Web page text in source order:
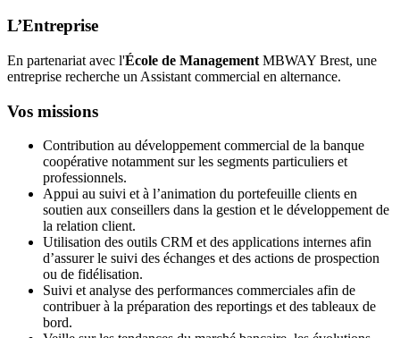
L’Entreprise
En partenariat avec l'École de Management MBWAY Brest, une
entreprise recherche un Assistant commercial en alternance.
Vos missions
Contribution au développement commercial de la banque
coopérative notamment sur les segments particuliers et
professionnels.
Appui au suivi et à l’animation du portefeuille clients en
soutien aux conseillers dans la gestion et le développement de
la relation client.
Utilisation des outils CRM et des applications internes afin
d’assurer le suivi des échanges et des actions de prospection
ou de fidélisation.
Suivi et analyse des performances commerciales afin de
contribuer à la préparation des reportings et des tableaux de
bord.